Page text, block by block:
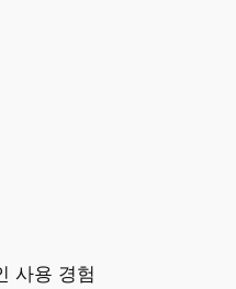
사용 경험